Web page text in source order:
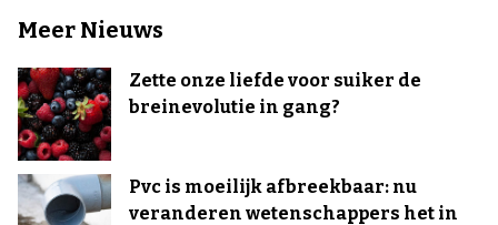
Meer Nieuws
Zette onze liefde voor suiker de
breinevolutie in gang?
Pvc is moeilijk afbreekbaar: nu
veranderen wetenschappers het in